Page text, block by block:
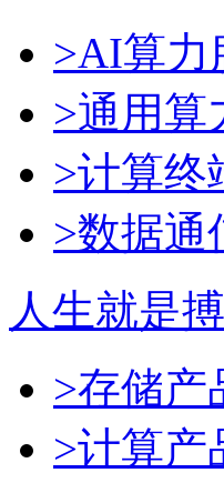
>AI算力
>通用算
>计算终
>数据通
人生就是
>存储产
>计算产